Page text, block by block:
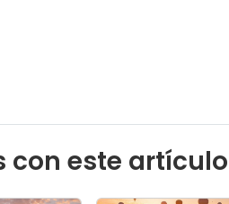
con este artículo